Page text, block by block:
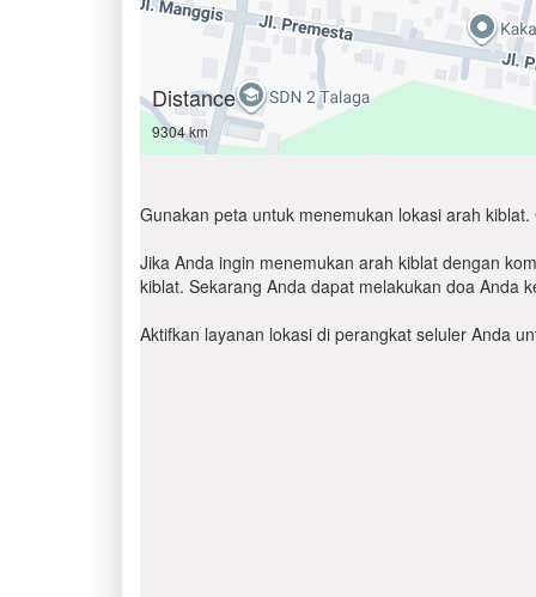
Distance
9304 km
Gunakan peta untuk menemukan lokasi arah
Jika Anda ingin menemukan arah kiblat dengan
kiblat. Sekarang Anda dapat melakukan doa Anda
Aktifkan layanan lokasi di perangkat seluler Anda